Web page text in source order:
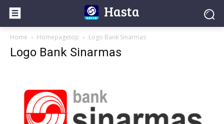
Hasta
Home Homepagetop Logo Bank Sinarmas
Logo Bank Sinarmas